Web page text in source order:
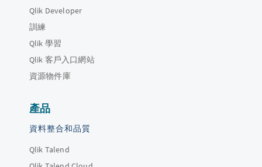
Qlik Developer
訓練
Qlik 學習
Qlik 客戶入口網站
資源物件庫
產品
資料整合和品質
Qlik Talend